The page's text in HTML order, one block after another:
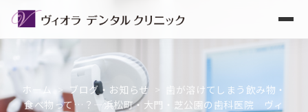
ホーム > ブログ・お知らせ
歯が溶けてしまう飲み物・
食べ物って…？―浜松町・大門・芝公園の歯科医院 ヴィ